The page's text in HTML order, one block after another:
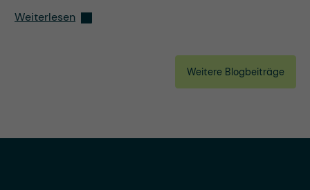
Weiterlesen
Weitere Blogbeiträge